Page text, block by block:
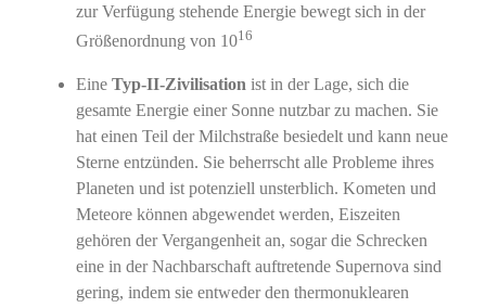
zur Verfügung stehende Energie bewegt sich in der
Größenordnung von 1016
Eine Typ-II-Zivilisation ist in der Lage, sich die
gesamte Energie einer Sonne nutzbar zu machen. Sie
hat einen Teil der Milchstraße besiedelt und kann neue
Sterne entzünden. Sie beherrscht alle Probleme ihres
Planeten und ist potenziell unsterblich. Kometen und
Meteore können abgewendet werden, Eiszeiten
gehören der Vergangenheit an, sogar die Schrecken
eine in der Nachbarschaft auftretende Supernova sind
gering, indem sie entweder den thermonuklearen